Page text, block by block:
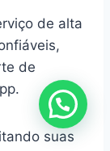
de alta
de
suas